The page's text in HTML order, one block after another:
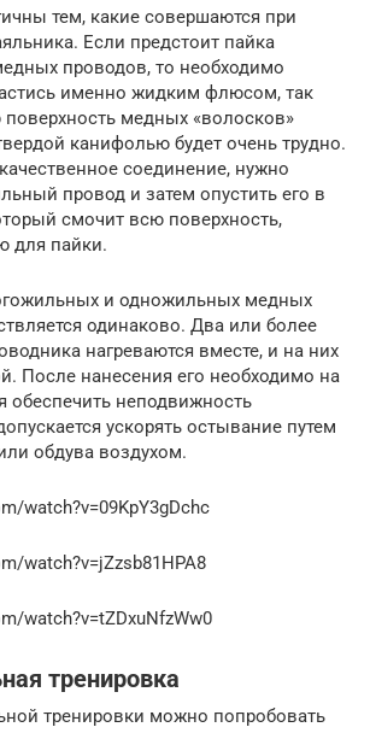
тем, какие совершаются при
Если предстоит пайка
проводов, то необходимо
именно жидким флюсом, так
медных «волосков»
канифолью будет очень трудно.
соединение, нужно
провод и затем опустить его в
смочит всю поверхность,
для пайки.
и одножильных медных
одинаково. Два или более
нагреваются вместе, и на них
После нанесения его необходимо на
обеспечить неподвижность
ускорять остывание путем
обдува воздухом.
watch?v=09KpY3gDchc
watch?v=jZzsb81HPA8
watch?v=tZDxuNfzWw0
тренировка
тренировки можно попробовать